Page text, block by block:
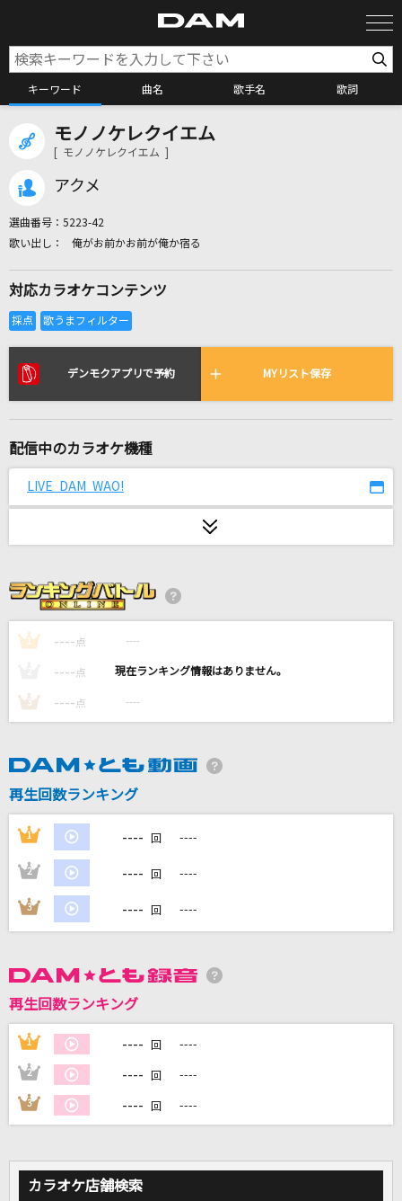
キーワード 曲名 歌手名 歌詞
カラオケ検索
リアルタイムで歌われている曲の一覧
不道徳な夏
Universe(ドラえもんアニメバージョン)
TOMORROW
岡本真夜
サカナクション
なとり
愛くださいませ
≠ME
[生音]サマータイムシンデレラ
緑黄色社会
あいみょん
きらり
藤井 風
モノノケレクイエム
[ モノノケレクイエム ]
アクメ
選曲番号： 5223-42
俺がお前かお前が俺か宿る
対応カラオケコンテンツ
デンモクアプリで予約 MYリスト保存
配信中のカラオケ機種
LIVE DAM WAO!
1 ---- 点 ----
---- 点 ----
3 ---- 点 ----
再生回数ランキング
1 ---- 回 ----
2 ---- 回 ----
3 ---- 回 ----
再生回数ランキング
1 ---- 回 ----
2 ---- 回 ----
3 ---- 回 ----
カラオケ店舗検索